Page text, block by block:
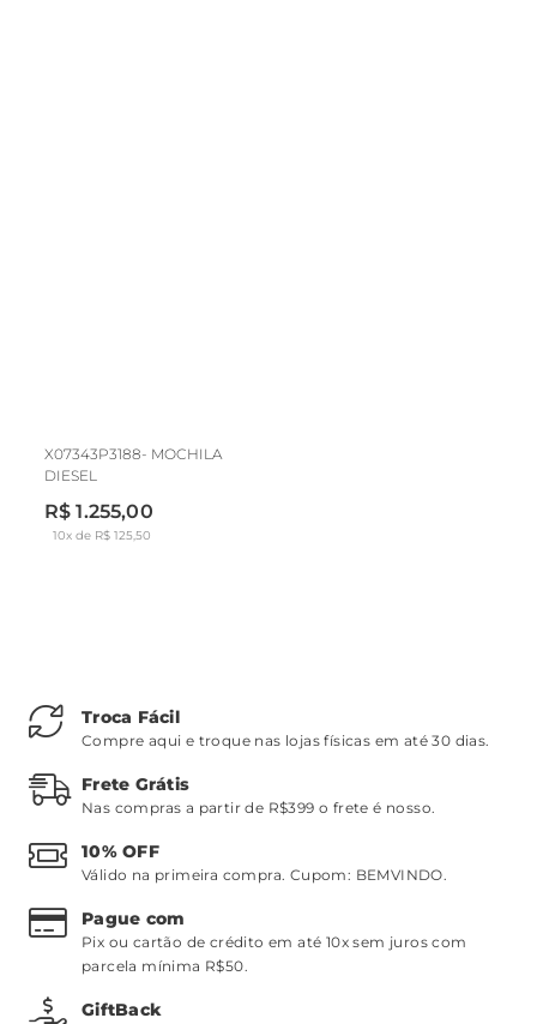
X07343P3188- MOCHILA
DIESEL
R$ 1.255,00
10x de R$ 125,50
Troca Fácil
Compre aqui e troque nas lojas físicas em até 30 dias.
Frete Grátis
Nas compras a partir de R$399 o frete é nosso.
10% OFF
Válido na primeira compra. Cupom: BEMVINDO.
Pague com
Pix ou cartão de crédito em até 10x sem juros com
parcela mínima R$50.
GiftBack